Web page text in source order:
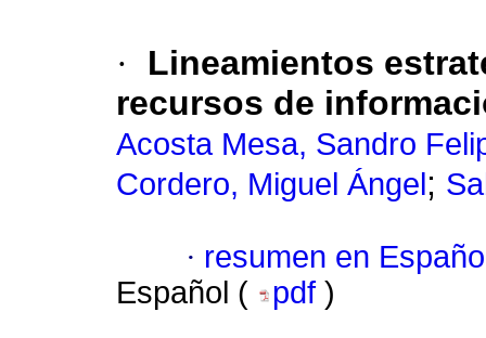
·
Lineamientos
recursos de
Acosta Mesa, Sandro
Cordero, Miguel Ángel ;
· resumen en
Español (
pdf )